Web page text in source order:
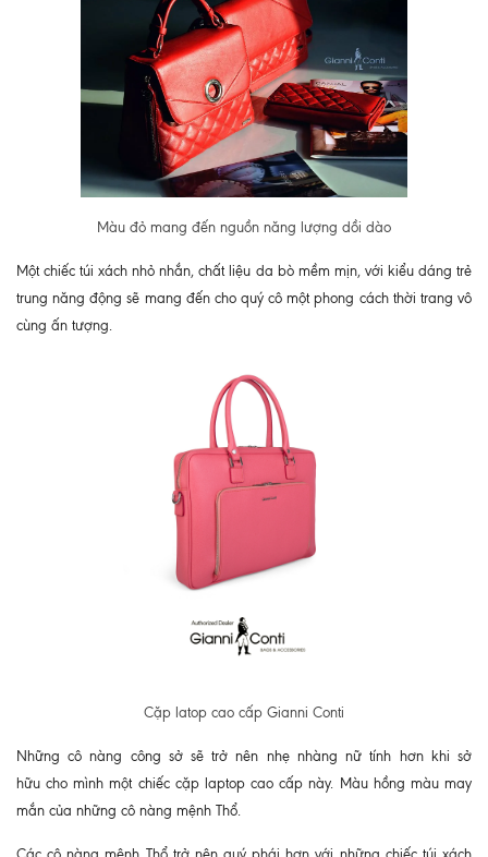
Màu đỏ mang đến nguồn năng lượng dồi dào
Một chiếc túi xách nhỏ nhắn, chất liệu da bò mềm mịn, với kiểu dáng trẻ
trung năng động sẽ mang đến cho quý cô một phong cách thời trang vô
cùng ấn tượng.
Cặp latop cao cấp Gianni Conti
Những cô nàng công sở sẽ trở nên nhẹ nhàng nữ tính hơn khi sở
hữu cho mình một chiếc cặp laptop cao cấp này. Màu hồng màu may
mắn của những cô nàng mệnh Thổ.